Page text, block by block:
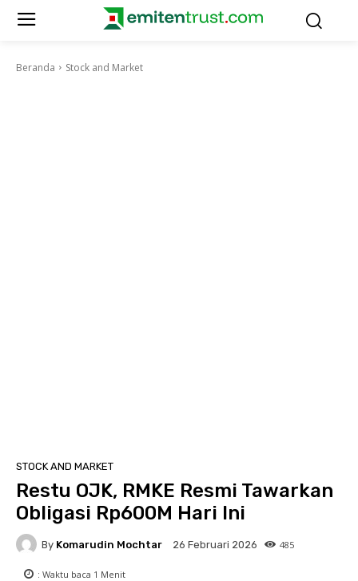
Beranda Stock and Market
STOCK AND MARKET
Restu OJK, RMKE Resmi Tawarkan
Obligasi Rp600M Hari Ini
By Komarudin Mochtar 26 Februari 2026 485
: Waktu baca 1 Menit